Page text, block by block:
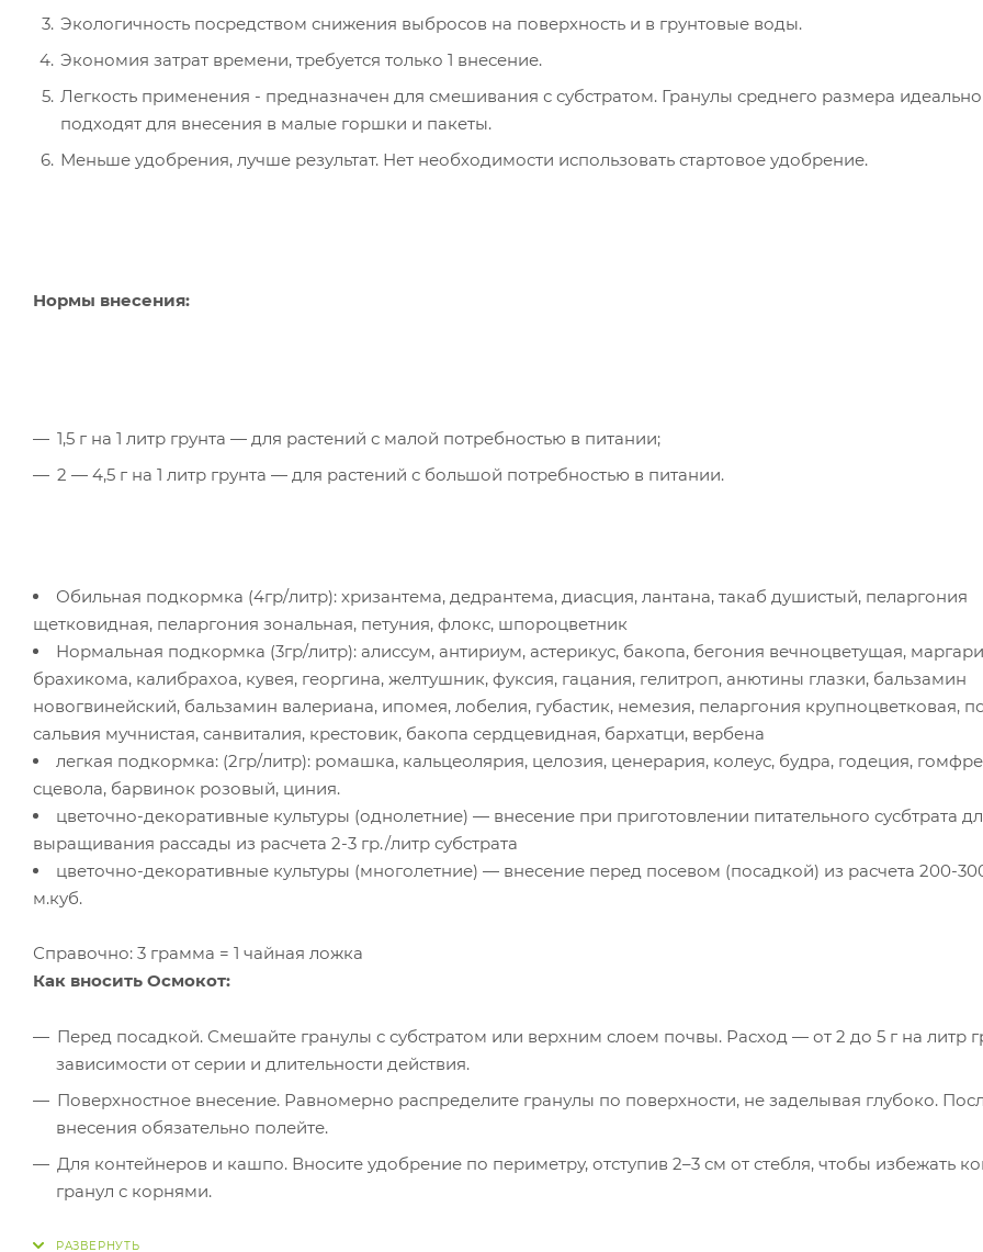
Экологичность посредством снижения выбросов на поверхность и в грунтовые воды.
Экономия затрат времени, требуется только 1 внесение.
Легкость применения - предназначен для смешивания с субстратом. Гранулы среднего размера идеально
подходят для внесения в малые горшки и пакеты.
Меньше удобрения, лучше результат. Нет необходимости использовать стартовое удобрение.
Нормы внесения:
1,5 г на 1 литр грунта — для растений с малой потребностью в питании;
2 — 4,5 г на 1 литр грунта — для растений с большой потребностью в питании.
Обильная подкормка (4гр/литр): хризантема, дедрантема, диасция, лантана, такаб душистый, пеларгония
щетковидная, пеларгония зональная, петуния, флокс, шпороцветник
Нормальная подкормка (3гр/литр): алиссум, антириум, астерикус, бакопа, бегония вечноцветущая,
брахикома, калибрахоа, кувея, георгина, желтушник, фуксия, гацания, гелитроп, анютины глазки, бальзамин
новогвинейский, бальзамин валериана, ипомея, лобелия, губастик, немезия, пеларгония крупноцветковая,
сальвия мучнистая, санвиталия, крестовик, бакопа сердцевидная, бархатци, вербена
легкая подкормка: (2гр/литр): ромашка, кальцеолярия, целозия, ценерария, колеус, будра, годеция,
сцевола, барвинок розовый, циния.
цветочно-декоративные культуры (однолетние) — внесение при приготовлении питательного сусбтрата
выращивания рассады из расчета 2-3 гр./литр субстрата
цветочно-декоративные культуры (многолетние) — внесение перед посевом (посадкой) из расчета 200-
м.куб.
Справочно: 3 грамма = 1 чайная ложка
Как вносить Осмокот:
Перед посадкой. Смешайте гранулы с субстратом или верхним слоем почвы. Расход — от 2 до 5 г на литр
зависимости от серии и длительности действия.
Поверхностное внесение. Равномерно распределите гранулы по поверхности, не заделывая глубоко.
внесения обязательно полейте.
Для контейнеров и кашпо. Вносите удобрение по периметру, отступив 2–3 см от стебля, чтобы избежать
гранул с корнями.